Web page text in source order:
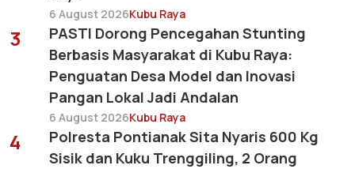
6 August 2026Kubu Raya
3
PASTI Dorong Pencegahan Stunting
Berbasis Masyarakat di Kubu Raya:
Penguatan Desa Model dan Inovasi
Pangan Lokal Jadi Andalan
6 August 2026Kubu Raya
4
Polresta Pontianak Sita Nyaris 600 Kg
Sisik dan Kuku Trenggiling, 2 Orang